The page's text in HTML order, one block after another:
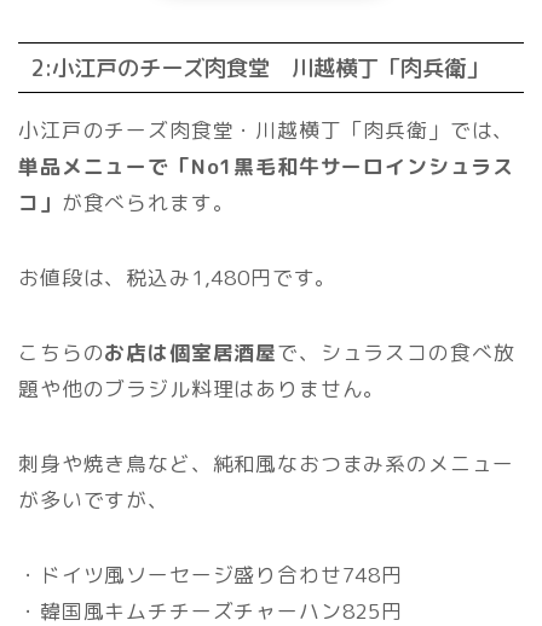
2:小江戸のチーズ肉食堂 川越横丁「肉兵衛」
小江戸のチーズ肉食堂・川越横丁「肉兵衛」では、
単品メニューで「No1黒毛和牛サーロインシュラス
コ」 が食べられます。
お値段は、税込み1,480円です。
こちらのお店は個室居酒屋で、シュラスコの食べ放
題や他のブラジル料理はありません。
刺身や焼き鳥など、純和風なおつまみ系のメニュー
が多いですが、
・ドイツ風ソーセージ盛り合わせ748円
・韓国風キムチチーズチャーハン825円